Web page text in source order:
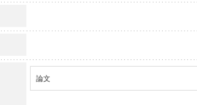
論文